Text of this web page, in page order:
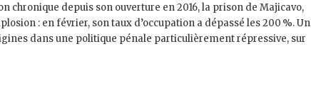
chronique depuis son ouverture en 2016, la prison de Majicavo,
: en février, son taux d’occupation a dépassé les 200 %. Un
dans une politique pénale particulièrement répressive, sur